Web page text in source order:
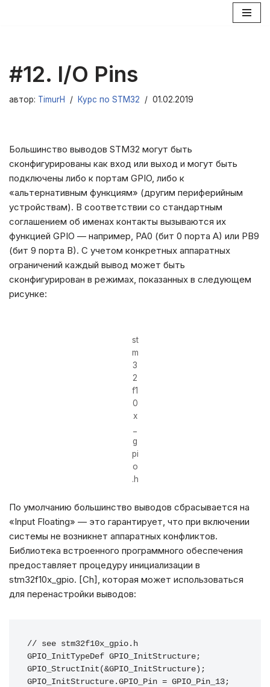
#12. I/O Pins
автор: TimurH Курс по STM32 01.02.2019
Большинство выводов STM32 могут быть
сконфигурированы как вход или выход и могут быть
подключены либо к портам GPIO, либо к
«альтернативным функциям» (другим периферийным
устройствам). В соответствии со стандартным
соглашением об именах контакты вызываются их
функцией GPIO — например, PA0 (бит 0 порта A) или PB9
(бит 9 порта B). С учетом конкретных аппаратных
ограничений каждый вывод может быть
сконфигурирован в режимах, показанных в следующем
рисунке:
st
m
3
2
f1
0
x
g
pi
o
.h
По умолчанию большинство выводов сбрасывается на
«Input Floating» — это гарантирует, что при включении
системы не возникнет аппаратных конфликтов.
Библиотека встроенного программного обеспечения
предоставляет процедуру инициализации в
stm32f10x_gpio. [Ch], которая может использоваться
для перенастройки выводов:
// see stm32f10x_gpio.h
GPIO_InitTypeDef GPIO_InitStructure;
GPIO_StructInit(&GPIO_InitStructure);
GPIO_InitStructure.GPIO_Pin = GPIO_Pin_13;